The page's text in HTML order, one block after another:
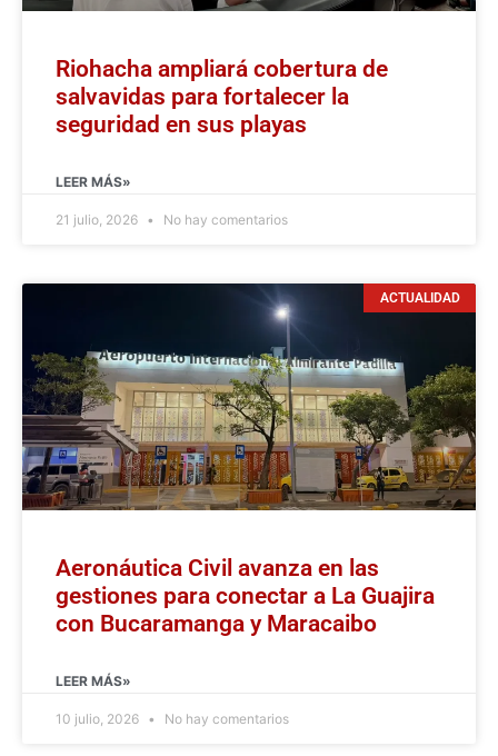
Riohacha ampliará cobertura de
salvavidas para fortalecer la
seguridad en sus playas
LEER MÁS»
21 julio, 2026 No hay comentarios
ACTUALIDAD
Aeronáutica Civil avanza en las
gestiones para conectar a La Guajira
con Bucaramanga y Maracaibo
LEER MÁS»
10 julio, 2026 No hay comentarios